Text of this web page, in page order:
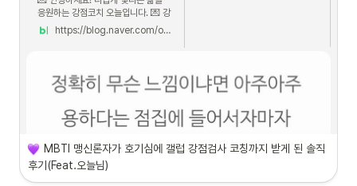
응원하는 강점코치 오늘입니다. 💌 강
점코칭 후기 💌 👇 클릭...
https://blog.naver.com/ohnldo/223142074881
MBTI 맹신론자가 호기심에 갤럽 강점검사 코칭까지 받게 된 솔직
후기(Feat.오늘님)